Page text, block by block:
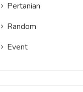
Pertanian
Random
Event